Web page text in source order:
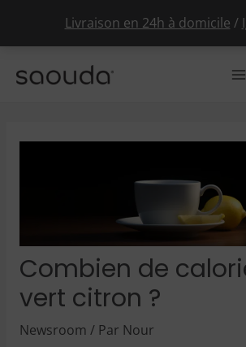
Combien de
vert citron ?
Newsroom / Par Nour
Livraison en 24h à domicile /